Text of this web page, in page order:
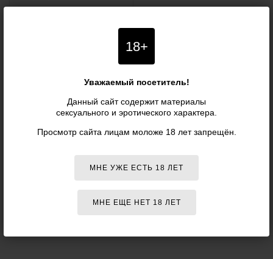
18+
Уважаемый посетитель!
Данный сайт содержит материалы
сексуального и эротического характера.
Просмотр сайта лицам моложе 18 лет запрещён.
МНЕ УЖЕ ЕСТЬ 18 ЛЕТ
МНЕ ЕЩЕ НЕТ 18 ЛЕТ
ВИБРОПУЛИ KOKOSОТЗЫВЫ
Отзывов в данном разделе пока нет.
Зайдите в любой товар и оставьте первый!